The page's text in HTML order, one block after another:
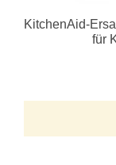
KitchenAid-
für